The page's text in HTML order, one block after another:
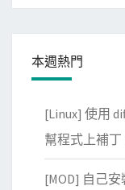
本週熱門
[Linux] 使用
幫程式上補丁
[MOD] 自己